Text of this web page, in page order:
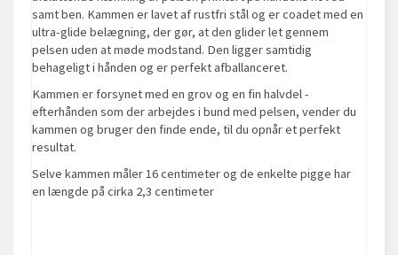
samt ben. Kammen er lavet af rustfri stål og er coadet med en
ultra-glide belægning, der gør, at den glider let gennem
pelsen uden at møde modstand. Den ligger samtidig
behageligt i hånden og er perfekt afballanceret.
Kammen er forsynet med en grov og en fin halvdel -
efterhånden som der arbejdes i bund med pelsen, vender du
kammen og bruger den finde ende, til du opnår et perfekt
resultat.
Selve kammen måler 16 centimeter og de enkelte pigge har
en længde på cirka 2,3 centimeter